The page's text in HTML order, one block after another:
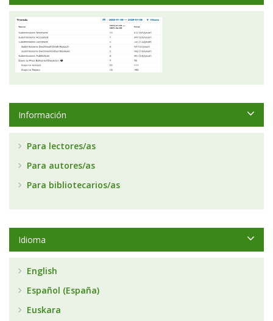
Información
Para lectores/as
Para autores/as
Para bibliotecarios/as
Idioma
English
Español (España)
Euskara